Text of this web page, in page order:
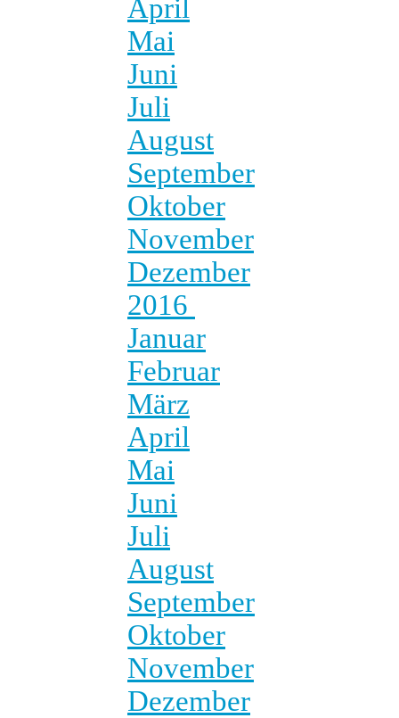
April
Mai
Juni
Juli
August
September
Oktober
November
Dezember
2016
Januar
Februar
März
April
Mai
Juni
Juli
August
September
Oktober
November
Dezember